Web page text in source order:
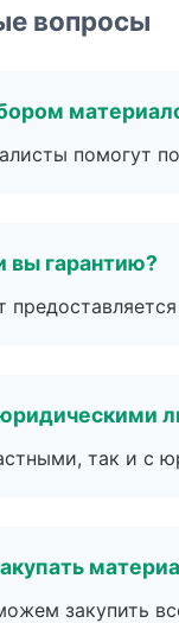
вопросы
помогут
вы гарантию?
так и с
закупить